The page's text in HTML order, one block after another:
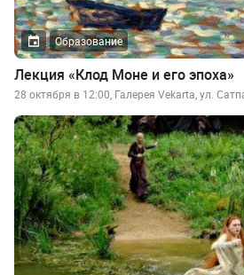
Образование
Лекция «Клод Моне и его эпоха»
28 октября в 12:00, Галерея Vekarta, ул.